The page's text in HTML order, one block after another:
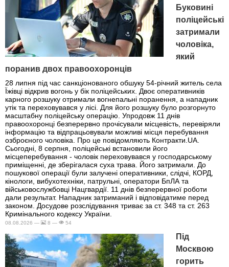
Буковині
поліцейські
затримали
чоловіка,
який
поранив двох правоохоронців
28 липня під час санкціонованого обшуку 54-річний житель села
Їжівці відкрив вогонь у бік поліцейських. Двоє оперативників
карного розшуку отримали вогнепальні поранення, а нападник
утік та переховувався у лісі. Для його розшуку було розгорнуто
масштабну поліцейську операцію. Упродовж 11 днів
правоохоронці безперервно прочісували місцевість, перевіряли
інформацію та відпрацьовували можливі місця перебування
озброєного чоловіка. Про це повідомляють Контракти.UA.
Сьогодні, 8 серпня, поліцейські встановили його
місцеперебування - чоловік переховувався у господарському
приміщенні, де зберігалася суха трава. Його затримали. До
пошукової операції були залучені оперативники, слідчі, КОРД,
кінологи, вибухотехніки, патрульні, оператори БпЛА та
військовослужбовці Нацгвардії. 11 днів безперервної роботи
дали результат. Нападник затриманий і відповідатиме перед
законом. Досудове розслідування триває за ст. 348 та ст. 263
Кримінального кодексу України.
08.08.2026 — 8 — 54
Під
Москвою
горить